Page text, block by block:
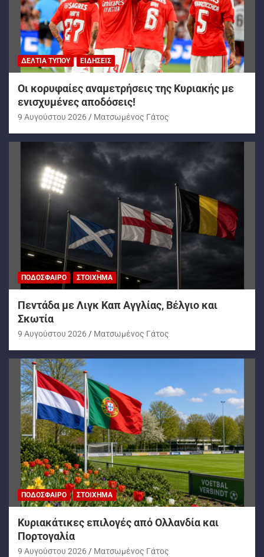
ΔΕΛΤΊΑ ΤΎΠΟΥ ΕΙΔΉΣΕΙΣ
Oι κορυφαίες αναμετρήσεις της Κυριακής με
ενισχυμένες αποδόσεις!
9 Αυγούστου 2026 Ματσωμένος Γάτος
ΠΟΔΌΣΦΑΙΡΟ ΣΤΟΊΧΗΜΑ
Πεντάδα με Λιγκ Καπ Αγγλίας, Βέλγιο και
Σκωτία
9 Αυγούστου 2026 Ματσωμένος Γάτος
ΠΟΔΌΣΦΑΙΡΟ ΣΤΟΊΧΗΜΑ
Kυριακάτικες επιλογές από Ολλανδία και
Πορτογαλία
9 Αυγούστου 2026 Ματσωμένος Γάτος